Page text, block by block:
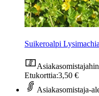
Suikeroalpi
Etukorttia:3,50 €
Asiakasomistaja-